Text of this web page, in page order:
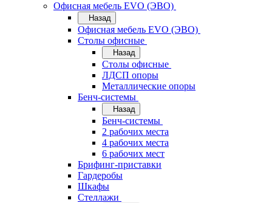
Офисная мебель EVO (ЭВО)
Назад
Офисная мебель EVO (ЭВО)
Cтолы офисные
Назад
Cтолы офисные
ЛДСП опоры
Металлические опоры
Бенч-системы
Назад
Бенч-системы
2 рабочих места
4 рабочих места
6 рабочих мест
Брифинг-приставки
Гардеробы
Шкафы
Стеллажи